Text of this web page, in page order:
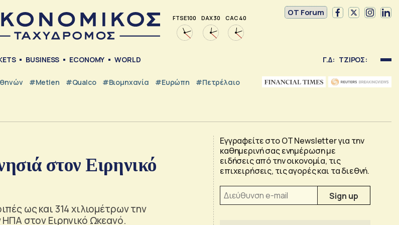
FTSE 100 DAX 30 CAC 40
OT Forum
BUSINESS ECONOMY WORLD Γ.Δ: ΤΖΙΡΟΣ:
#metlen #Qualco #Βιομηχανία #Ευρώπη #Πετρέλαιο
στον Ειρηνικό
ως και 314 χιλιομέτρων την
στον Ειρηνικό Ωκεανό.
Εγγραφείτε στο OT Newsletter για την
καθημερινή σας ενημέρωση με
ειδήσεις από την οικονομία, τις
επιχειρήσεις, τις αγορές και τα διεθνή.